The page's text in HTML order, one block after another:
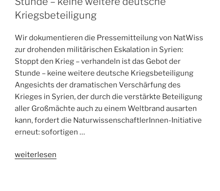
Kriegsbeteiligung
Wir dokumentieren die Pressemitteilung von NatWiss
zur drohenden militärischen Eskalation in Syrien:
Stoppt den Krieg – verhandeln ist das Gebot der
Stunde – keine weitere deutsche Kriegsbeteiligung
Angesichts der dramatischen Verschärfung des
Krieges in Syrien, der durch die verstärkte Beteiligung
aller Großmächte auch zu einem Weltbrand ausarten
kann, fordert die NaturwissenschaftlerInnen-Initiative
erneut: sofortigen …
„Dokumentiert:
weiterlesen